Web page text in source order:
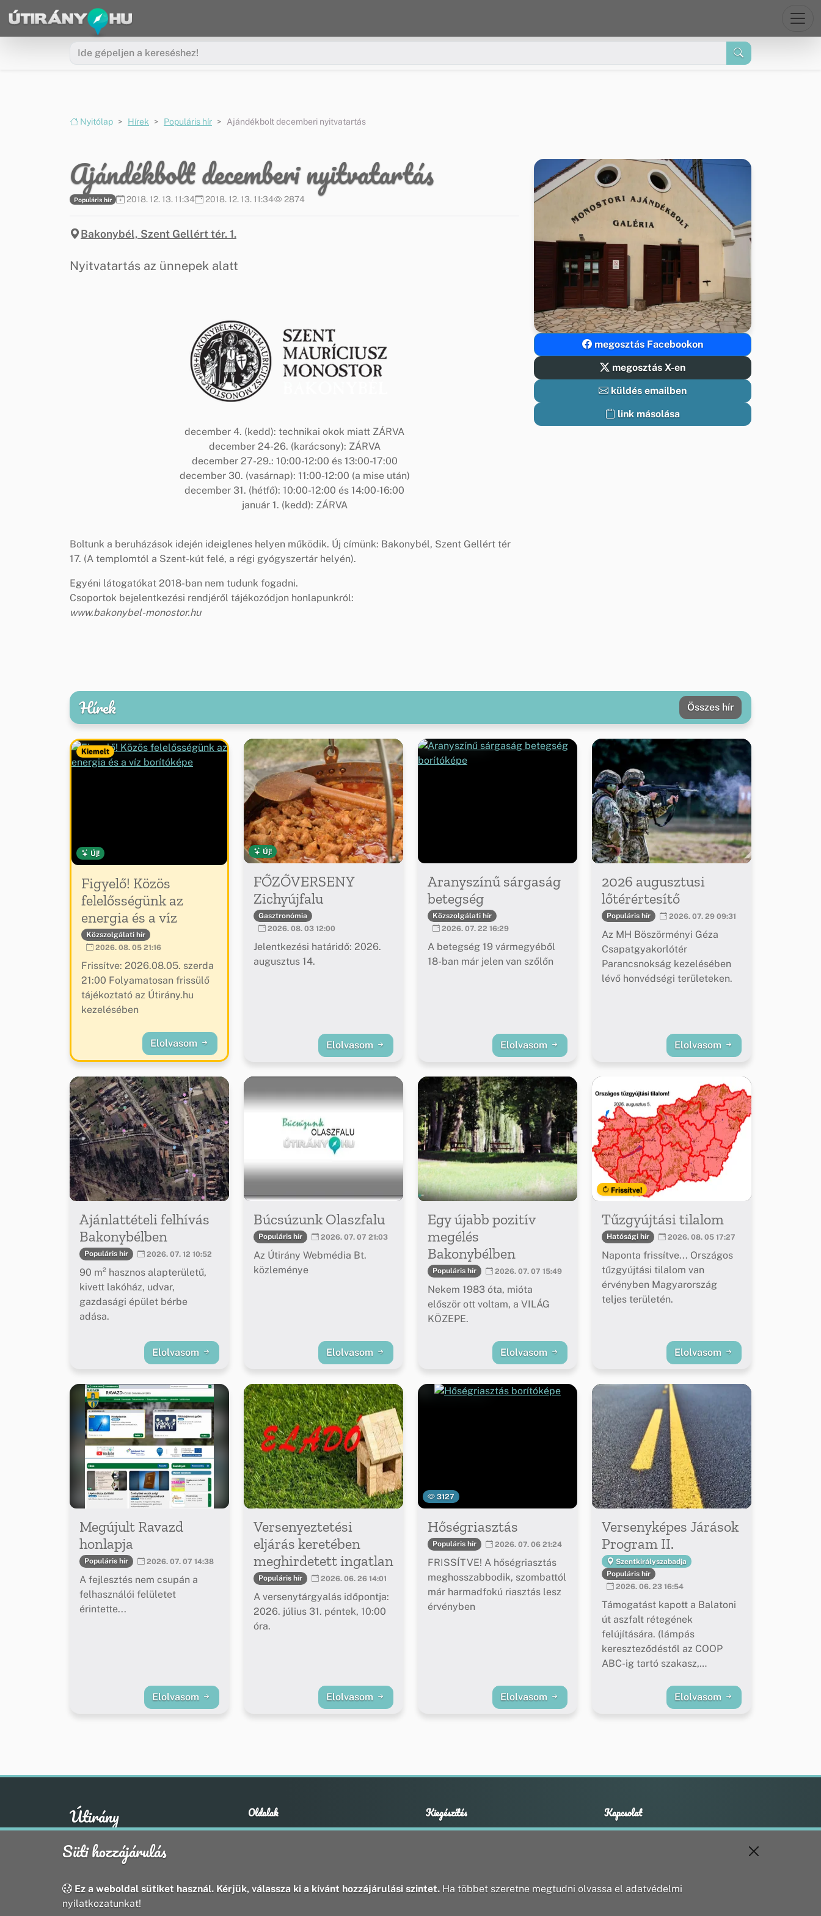
Ugrás a menüre
Ugrás a tartalomra
Nyitólap Hírek Populáris hír Ajándékbolt decemberi nyitvatartás
Ajándékbolt decemberi nyitvatartás
Populáris hír 2018. 12. 13. 11:34 2018. 12. 13. 11:34 2874
Bakonybél, Szent Gellért tér. 1.
Nyitvatartás az ünnepek alatt
december 4. (kedd): technikai okok miatt ZÁRVA
december 24-26. (karácsony): ZÁRVA
december 27-29.: 10:00-12:00 és 13:00-17:00
december 30. (vasárnap): 11:00-12:00 (a mise után)
december 31. (hétfő): 10:00-12:00 és 14:00-16:00
január 1. (kedd): ZÁRVA
Boltunk a beruházások idején ideiglenes helyen működik. Új címünk: Bakonybél, Szent Gellért tér
17. (A templomtól a Szent-kút felé, a régi gyógyszertár helyén).
Egyéni látogatókat 2018-ban nem tudunk fogadni.
Csoportok bejelentkezési rendjéről tájékozódjon honlapunkról:
www.bakonybel-monostor.hu
megosztás Facebookon
megosztás X-en
küldés emailben
link másolása
Hírek Összes hír
Kiemelt
Új!
Figyelő! Közös
felelősségünk az
energia és a víz
Közszolgálati hír
2026. 08. 05 21:16
Frissítve: 2026.08.05. szerda
21:00 Folyamatosan frissülő
tájékoztató az Útirány.hu
kezelésében
Elolvasom
Új!
FŐZŐVERSENY
Zichyújfalu
Gasztronómia
2026. 08. 03 12:00
Jelentkezési határidő: 2026.
augusztus 14.
Elolvasom
Aranyszínű sárgaság
betegség
Közszolgálati hír
2026. 07. 22 16:29
A betegség 19 vármegyéből
18-ban már jelen van szőlőn
Elolvasom
2026 augusztusi
lőtérértesítő
Populáris hír 2026. 07. 29 09:31
Az MH Böszörményi Géza
Csapatgyakorlótér
Parancsnokság kezelésében
lévő honvédségi területeken.
Elolvasom
Ajánlattételi felhívás
Bakonybélben
Populáris hír 2026. 07. 12 10:52
90 m² hasznos alapterületű,
kivett lakóház, udvar,
gazdasági épület bérbe
adása.
Elolvasom
Búcsúzunk Olaszfalu
Populáris hír 2026. 07. 07 21:03
Az Útirány Webmédia Bt.
közleménye
Elolvasom
Egy újabb pozitív
megélés
Bakonybélben
Populáris hír 2026. 07. 07 15:49
Nekem 1983 óta, mióta
először ott voltam, a VILÁG
KÖZEPE.
Elolvasom
Frissítve!
Tűzgyújtási tilalom
Hatósági hír 2026. 08. 05 17:27
Naponta frissítve... Országos
tűzgyújtási tilalom van
érvényben Magyarország
teljes területén.
Elolvasom
Megújult Ravazd
honlapja
Populáris hír 2026. 07. 07 14:38
A fejlesztés nem csupán a
felhasználói felületet
érintette...
Elolvasom
Versenyeztetési
eljárás keretében
meghirdetett ingatlan
Populáris hír 2026. 06. 26 14:01
A versenytárgyalás időpontja:
2026. július 31. péntek, 10:00
óra.
Elolvasom
3127
Hőségriasztás
Populáris hír 2026. 07. 06 21:24
FRISSÍTVE! A hőségriasztás
meghosszabbodik, szombattól
már harmadfokú riasztás lesz
érvényben
Elolvasom
Versenyképes Járások
Program II.
Szentkirályszabadja
Populáris hír
2026. 06. 23 16:54
Támogatást kapott a Balatoni
út aszfalt rétegének
felújítására. (lámpás
kereszteződéstől az COOP
ABC-ig tartó szakasz,
Elolvasom
Útirány Oldalak
Hírek
Kiegészítés
Adatvédelmi nyilatkozat
Kapcsolat
+36 20 211 1888
Süti hozzájárulás
Ez a weboldal sütiket használ. Kérjük, válassza ki a kívánt hozzájárulási szintet. Ha többet szeretne megtudni olvassa el adatvédelmi
nyilatkozatunkat!